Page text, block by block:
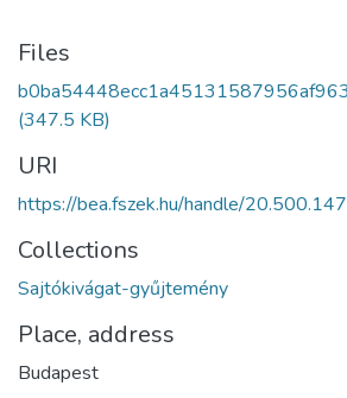
Files
(347.5 KB)
URI
https://bea.fszek.hu/handle/
Collections
Sajtókivágat-gyűjtemény
Place, address
Budapest